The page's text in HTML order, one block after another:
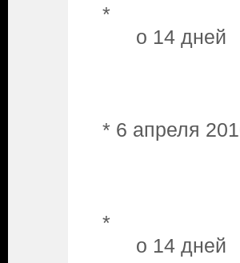
*
o 14 дней
* 6 апреля
*
o 14 дней